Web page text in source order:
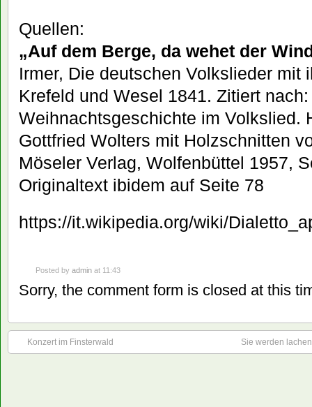
Quellen:
„Auf dem Berge, da wehet der
Irmer, Die deutschen Volkslieder mit
Krefeld und Wesel 1841. Zitiert
Weihnachtsgeschichte im Volkslied.
Gottfried Wolters mit Holzschnitten
Möseler Verlag, Wolfenbüttel 1957,
Originaltext ibidem auf Seite 78
https://it.wikipedia.org/wiki/
Posted by admin at 11:43
Sorry, the comment form is closed at this
Konzert im Finsterwald Sie werden